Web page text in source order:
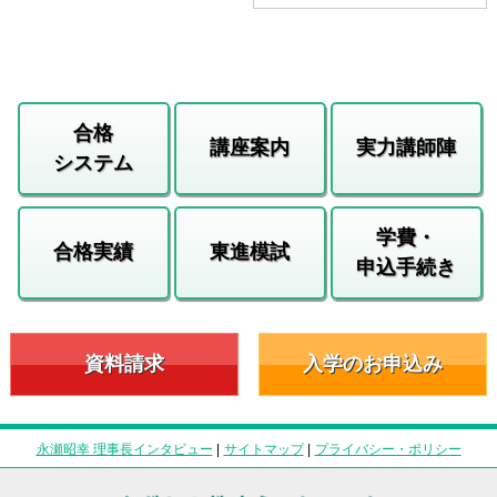
合格
システム
講座案内 実力講師陣
合格実績 東進模試
学費・
申込手続き
資料請求 入学のお申込み
永瀬昭幸 理事長インタビュー | サイトマップ| プライバシー・ポリシー